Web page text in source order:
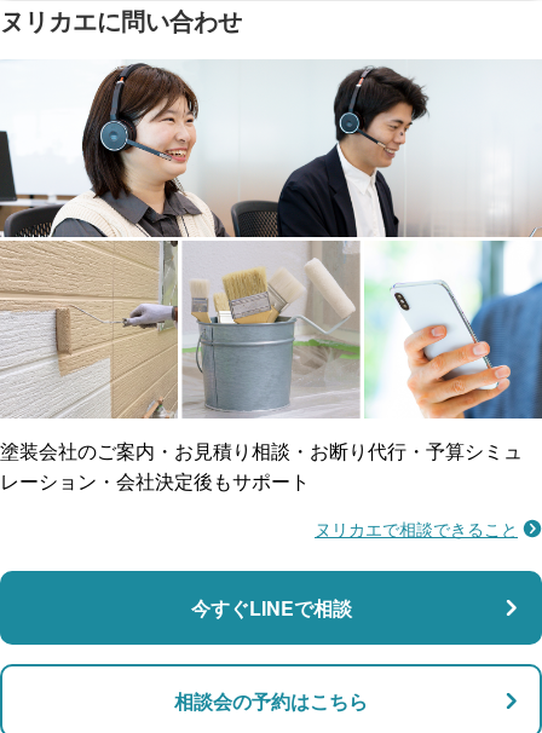
塗料の​品質を​保証
メーカー保証
工事保険
ご近所トラブルに
賠償保険
瑕疵保険
支払い対応
省エネ効果
断熱・遮熱塗料対応
雨漏り修繕
防水工事
マンション・アパート対応
店舗・事務所対応
ヌリカエに問い合わせ
塗装会社のご案内・お見積り相談・お断り代行・予算シミュ
レーション・会社決定後もサポート
ヌリカエで相談できること
今すぐLINEで相談
相談会の予約はこちら